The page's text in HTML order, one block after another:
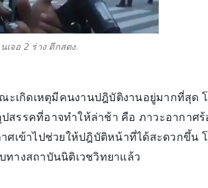
จอ 2 ร่าง ตึกสตง.
ะเกิดเหตุมีคนงานปฎิบัติงานอยู่มากที่สุด
สรรคที่อาจทำให้ล่าช้า คือ ภาวะอากาศ
เข้าไปช่วยให้ปฎิบัติหน้าที่ได้สะดวกขึ้น
างสถาบันนิติเวชวิทยาแล้ว